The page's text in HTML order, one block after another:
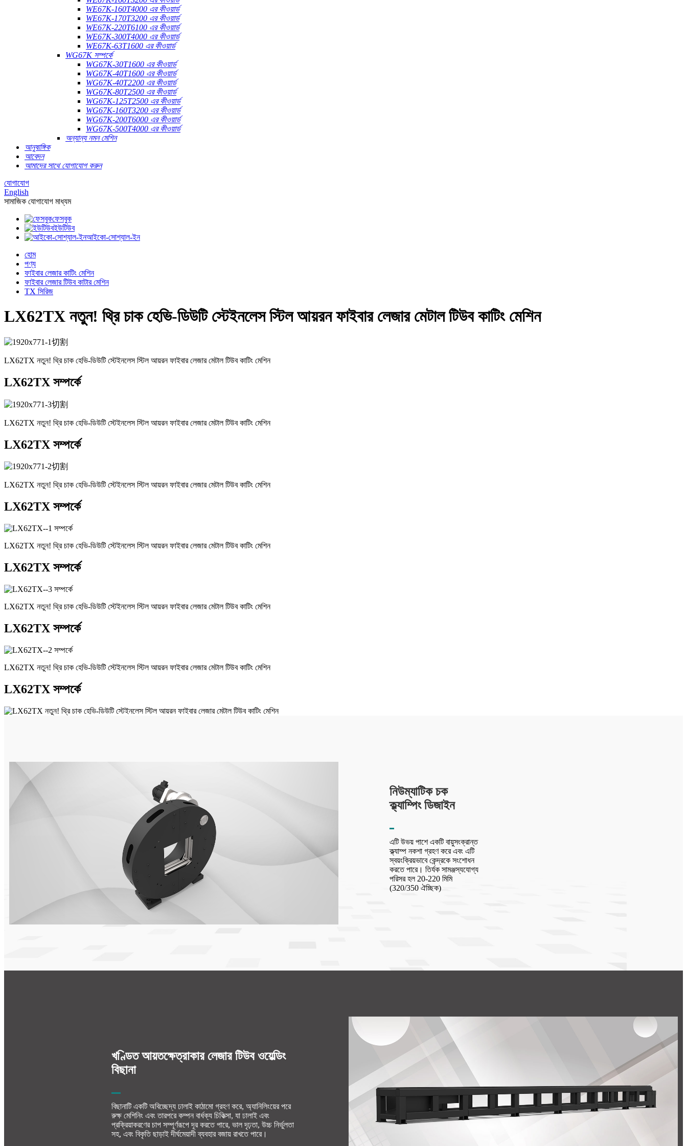
WE67K-160T4000 এর কীওয়ার্ড
WE67K-170T3200 এর কীওয়ার্ড
WE67K-220T6100 এর কীওয়ার্ড
WE67K-300T4000 এর কীওয়ার্ড
WE67K-63T1600 এর কীওয়ার্ড
WG67K সম্পর্কে
WG67K-30T1600 এর কীওয়ার্ড
WG67K-40T1600 এর কীওয়ার্ড
WG67K-40T2200 এর কীওয়ার্ড
WG67K-80T2500 এর কীওয়ার্ড
WG67K-125T2500 এর কীওয়ার্ড
WG67K-160T3200 এর কীওয়ার্ড
WG67K-200T6000 এর কীওয়ার্ড
WG67K-500T4000 এর কীওয়ার্ড
অন্যান্য নমন মেশিন
আনুষাঙ্গিক
আবেদন
আমাদের সাথে যোগাযোগ করুন
যোগাযোগ
English
সামাজিক যোগাযোগ মাধ্যম
ফেসবুক
ইউটিউব
আইকো-সোশ্যাল-ইন
হোম
পণ্য
ফাইবার লেজার কাটিং মেশিন
ফাইবার লেজার টিউব কাটার মেশিন
TX সিরিজ
LX62TX নতুন! থ্রি চাক হেভি-ডিউটি ​​স্টেইনলেস স্টিল আয়রন ফাইবার লেজার মেটাল টিউব কাটিং মেশিন
LX62TX নতুন! থ্রি চাক হেভি-ডিউটি ​​স্টেইনলেস স্টিল আয়রন ফাইবার লেজার মেটাল টিউব কাটিং মেশিন
LX62TX সম্পর্কে
LX62TX নতুন! থ্রি চাক হেভি-ডিউটি ​​স্টেইনলেস স্টিল আয়রন ফাইবার লেজার মেটাল টিউব কাটিং মেশিন
LX62TX সম্পর্কে
LX62TX নতুন! থ্রি চাক হেভি-ডিউটি ​​স্টেইনলেস স্টিল আয়রন ফাইবার লেজার মেটাল টিউব কাটিং মেশিন
LX62TX সম্পর্কে
LX62TX নতুন! থ্রি চাক হেভি-ডিউটি ​​স্টেইনলেস স্টিল আয়রন ফাইবার লেজার মেটাল টিউব কাটিং মেশিন
LX62TX সম্পর্কে
LX62TX নতুন! থ্রি চাক হেভি-ডিউটি ​​স্টেইনলেস স্টিল আয়রন ফাইবার লেজার মেটাল টিউব কাটিং মেশিন
LX62TX সম্পর্কে
LX62TX নতুন! থ্রি চাক হেভি-ডিউটি ​​স্টেইনলেস স্টিল আয়রন ফাইবার লেজার মেটাল টিউব কাটিং মেশিন
LX62TX সম্পর্কে
নিউম্যাটিক চক
ক্ল্যাম্পিং ডিজাইন
এটি উভয় পাশে একটি বায়ুসংক্রান্ত
ক্ল্যাম্প নকশা গ্রহণ করে এবং এটি
স্বয়ংক্রিয়ভাবে কেন্দ্রকে সংশোধন
করতে পারে। তির্যক সামঞ্জস্যযোগ্য
পরিসর হল 20-220 মিমি
(320/350 ঐচ্ছিক)
খণ্ডিত আয়তক্ষেত্রাকার লেজার টিউব ওয়েল্ডিং
বিছানা
বিছানাটি একটি অবিচ্ছেদ্য ঢালাই কাঠামো গ্রহণ করে, অ্যানিলিংয়ের পরে
রুক্ষ মেশিনিং এবং তারপরে কম্পন বার্ধক্য চিকিত্সা, যা ঢালাই এবং
প্রক্রিয়াকরণের চাপ সম্পূর্ণরূপে দূর করতে পারে, ভাল দৃঢ়তা, উচ্চ নির্ভুলতা
সহ, এবং বিকৃতি ছাড়াই দীর্ঘমেয়াদী ব্যবহার বজায় রাখতে পারে।